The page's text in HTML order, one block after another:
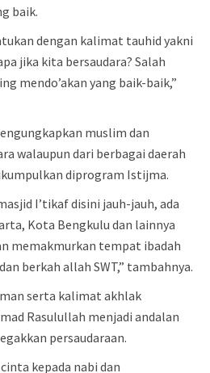
baik.
dengan kalimat tauhid yakni
jika kita bersaudara? Salah
mendo’akan yang baik-baik,”
muslim dan
walaupun dari berbagai daerah
diprogram Istijma.
I’tikaf disini jauh-jauh, ada
Kota Bengkulu dan lainnya
memakmurkan tempat ibadah
berkah allah SWT,” tambahnya.
serta kalimat akhlak
Rasulullah menjadi andalan
persaudaraan.
kepada nabi dan